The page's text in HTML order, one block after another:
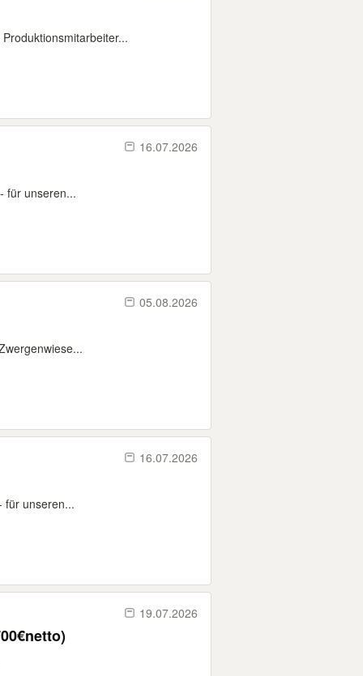
16.07.2026
für unseren...
05.08.2026
16.07.2026
für unseren...
19.07.2026